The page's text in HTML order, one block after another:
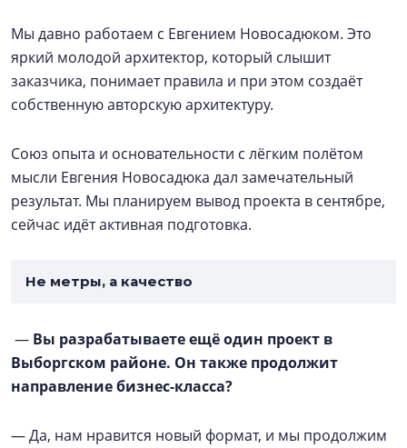
Мы давно работаем с Евгением Новосадюком. Это
яркий молодой архитектор, который слышит
заказчика, понимает правила и при этом создаёт
собственную авторскую архитектуру.
Союз опыта и основательности с лёгким полётом
мысли Евгения Новосадюка дал замечательный
результат. Мы планируем вывод проекта в сентябре,
сейчас идёт активная подготовка.
Не метры, а качество
— Вы разрабатываете ещё один проект в
Выборгском районе. Он также продолжит
направление бизнес-класса?
— Да, нам нравится новый формат, и мы продолжим